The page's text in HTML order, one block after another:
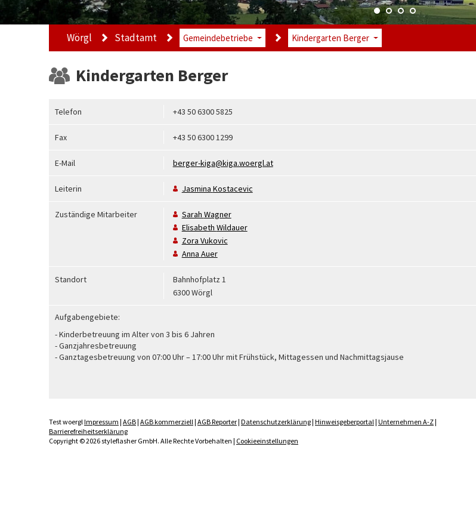
Wörgl Stadtamt Gemeindebetriebe Kindergarten Berger
Kindergarten Berger
Telefon +43 50 6300 5825
Fax +43 50 6300 1299
E-Mail berger-kiga@kiga.woergl.at
Leiterin Jasmina Kostacevic
Zuständige Mitarbeiter Sarah Wagner
Elisabeth Wildauer
Zora Vukovic
Anna Auer
Standort
Bahnhofplatz 1
6300 Wörgl
Aufgabengebiete:
- Kinderbetreuung im Alter von 3 bis 6 Jahren
- Ganzjahresbetreuung
- Ganztagesbetreuung von 07:00 Uhr – 17:00 Uhr mit Frühstück, Mittagessen und Nachmittagsjause
Test woerglImpressum | AGB| AGB kommerziell| AGB Reporter| Datenschutzerklärung| Hinweisgeberportal| Unternehmen A-Z|
Barrierefreiheitserklärung
Copyright © 2026 styleflasher GmbH. Alle Rechte Vorbehalten | Cookieeinstellungen